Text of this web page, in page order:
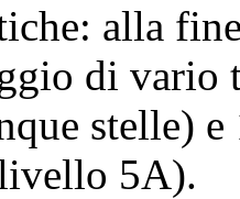
alla
di vario
stelle)
5A).